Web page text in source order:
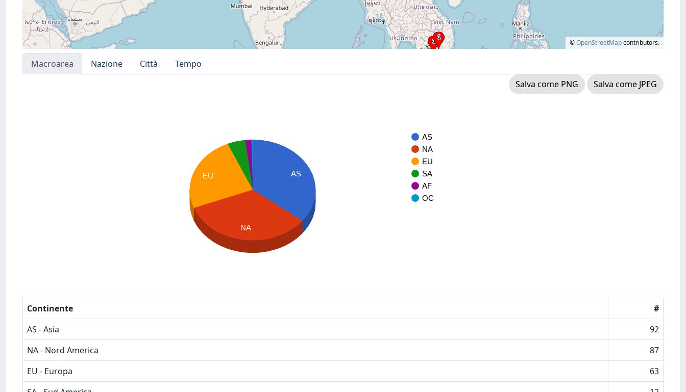
©OpenStreetMapcontributors.
Macroarea Nazione Città
Tempo
Salva come PNG
Salva come JPEG
AS
NA
EU
SA
AF
OC
AS
EU
NA
Continente
#
AS - Asia
92
NA - Nord America
87
EU - Europa
63